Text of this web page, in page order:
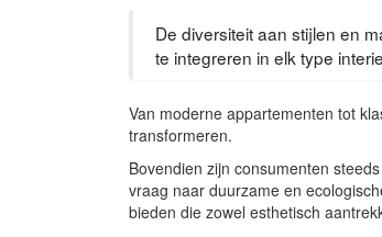
De diversiteit aan stijlen en
te integreren in elk type
Van moderne appartementen tot
transformeren.
Bovendien zijn consumenten
vraag naar duurzame en
bieden die zowel esthetisch